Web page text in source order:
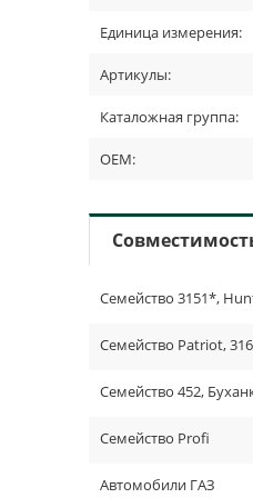
Единица измерения:
Артикулы:
Каталожная группа:
OEM:
Семейство 3151*,
Семейство Patriot,
Семейство 452,
Семейство Profi
Автомобили ГАЗ